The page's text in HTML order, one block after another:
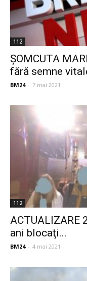
112
ŞOMCUTA
fără semne
BM24 - 7 mai 2021
112
ACTUALIZARE
ani blocaţi...
BM24 - 4 mai 2021